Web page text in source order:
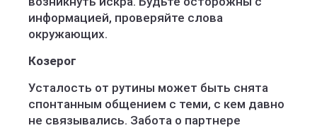
информацией, проверяйте слова
окружающих.
Козерог
Усталость от рутины может быть снята
спонтанным общением с теми, с кем давно
не связывались. Забота о партнере